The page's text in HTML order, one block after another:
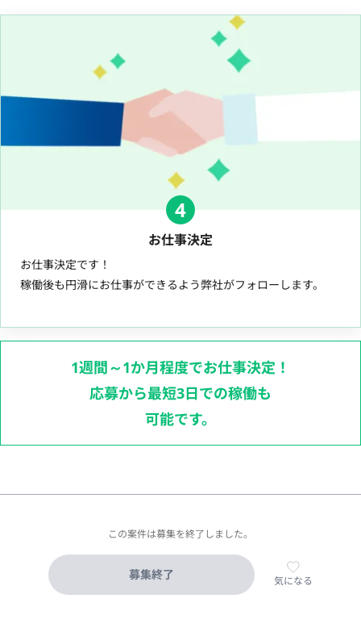
4
お仕事決定
お仕事決定です！
稼働後も円滑にお仕事ができるよう弊社がフォローします。
1週間～1か月程度でお仕事決定！
応募から最短3日での稼働も
可能です。
この案件は募集を終了しました。
募集終了 気になる